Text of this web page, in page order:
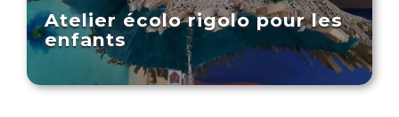
Atelier écolo rigolo pour les
enfants